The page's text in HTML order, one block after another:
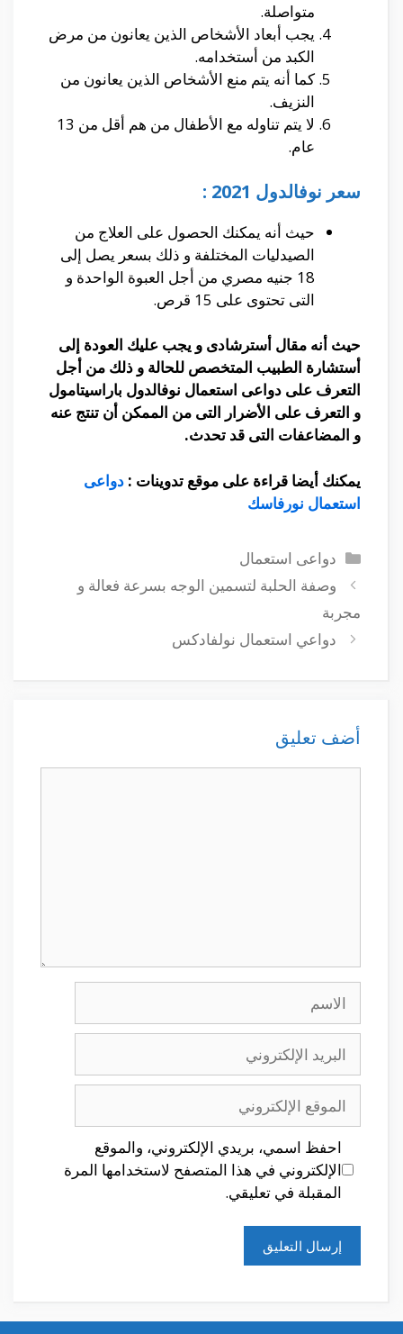
متواصلة.
يجب أبعاد الأشخاص الذين يعانون من مرض
الكبد من أستخدامه.
كما أنه يتم منع الأشخاص الذين يعانون من
النزيف.
لا يتم تناوله مع الأطفال من هم أقل من 13
عام.
سعر نوفالدول 2021 :
حيث أنه يمكنك الحصول على العلاج من
الصيدليات المختلفة و ذلك بسعر يصل إلى
18 جنيه مصري من أجل العبوة الواحدة و
التى تحتوى على 15 قرص.
حيث أنه مقال أسترشادى و يجب عليك العودة إلى
أستشارة الطبيب المتخصص للحالة و ذلك من أجل
التعرف على دواعى استعمال نوفالدول باراسيتامول
و التعرف على الأضرار التى من الممكن أن تنتج عنه
و المضاعفات التى قد تحدث.
يمكنك أيضا قراءة على موقع تدوينات : دواعى
استعمال نورفاسك
التصنيفات
دواعى استعمال
وصفة الحلبة لتسمين الوجه بسرعة فعالة و
مجربة
دواعي استعمال نولفادكس
أضف تعليق
الإلكتروني
الإلكتروني
احفظ اسمي، بريدي الإلكتروني، والموقع
الإلكتروني في هذا المتصفح لاستخدامها المرة
المقبلة في تعليقي.